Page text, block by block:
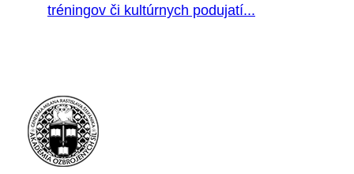
tréningov či kultúrnych podujatí...